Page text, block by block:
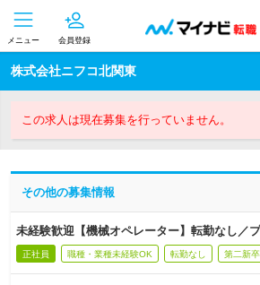
メニュー 会員登録
株式会社ニフコ北関東
この求人は現在募集を行っていません。
その他の募集情報
未経験歓迎【機械オペレーター】転勤なし／
正社員 職種・業種未経験OK 転勤なし 第二新